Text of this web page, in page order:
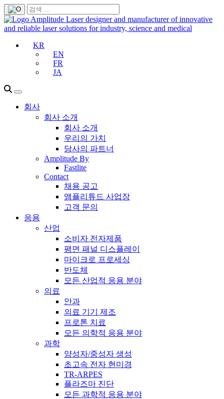
KR
EN
FR
JA
회사
회사 소개
회사 소개
우리의 가치
당사의 파트너
Amplitude By
Fastlite
Contact
채용 공고
앰플리튜드 사업장
고객 문의
응용
산업
소비자 전자제품
평면 패널 디스플레이
마이크로 프로세싱
반도체
모든 산업적 응용 분야
의료
안과
의료 기기 제조
프로톤 치료
모든 의학적 응용 분야
과학
양성자/중성자 생성
초고속 전자 현미경
TR-ARPES
플라즈마 진단
모든 과학적 응용 분야